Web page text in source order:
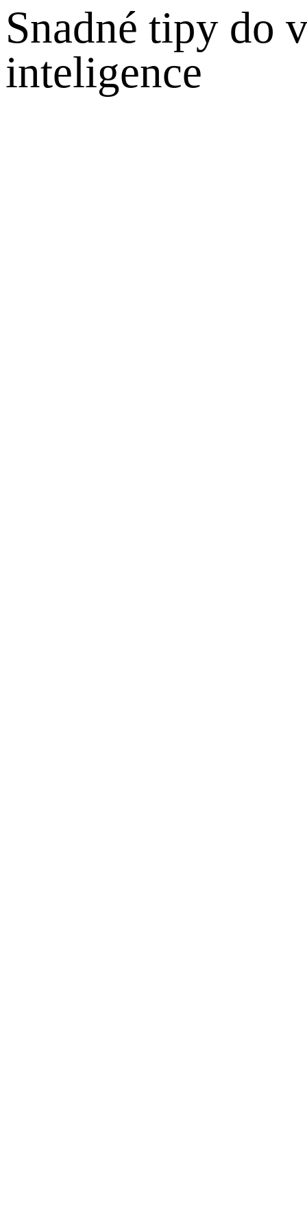
Snadné tipy do
inteligence